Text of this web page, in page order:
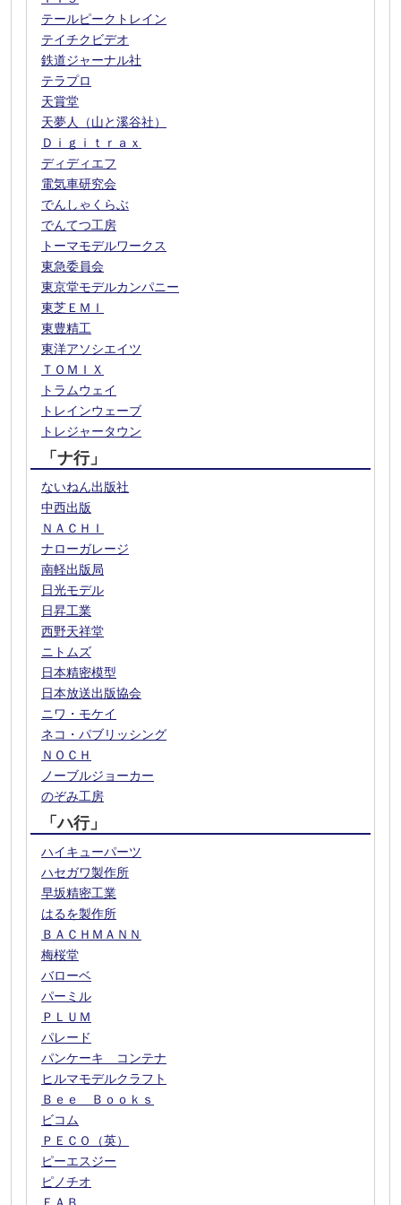
テールピークトレイン
テイチクビデオ
鉄道ジャーナル社
テラプロ
天賞堂
天夢人（山と溪谷社）
Ｄｉｇｉｔｒａｘ
ディディエフ
電気車研究会
でんしゃくらぶ
でんてつ工房
トーマモデルワークス
東急委員会
東京堂モデルカンパニー
東芝ＥＭＩ
東豊精工
東洋アソシエイツ
ＴＯＭＩＸ
トラムウェイ
トレインウェーブ
トレジャータウン
「ナ行」
ないねん出版社
中西出版
ＮＡＣＨＩ
ナローガレージ
南軽出版局
日光モデル
日昇工業
西野天祥堂
ニトムズ
日本精密模型
日本放送出版協会
ニワ・モケイ
ネコ・パブリッシング
ＮＯＣＨ
ノーブルジョーカー
のぞみ工房
「ハ行」
ハイキューパーツ
ハセガワ製作所
早坂精密工業
はるを製作所
ＢＡＣＨＭＡＮＮ
梅桜堂
バローベ
パーミル
ＰＬＵＭ
パレード
パンケーキ コンテナ
ヒルマモデルクラフト
Ｂｅｅ Ｂｏｏｋｓ
ビコム
ＰＥＣＯ（英）
ピーエスジー
ピノチオ